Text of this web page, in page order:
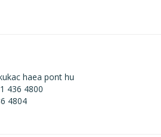
haea pont hu
436 4800
4804